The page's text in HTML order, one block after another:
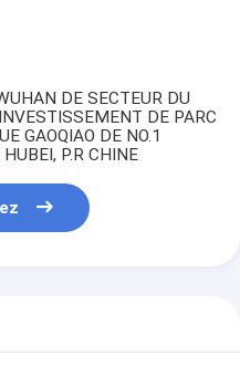
DE SECTEUR DU
DE PARC
GAOQIAO DE NO.1
P.R CHINE